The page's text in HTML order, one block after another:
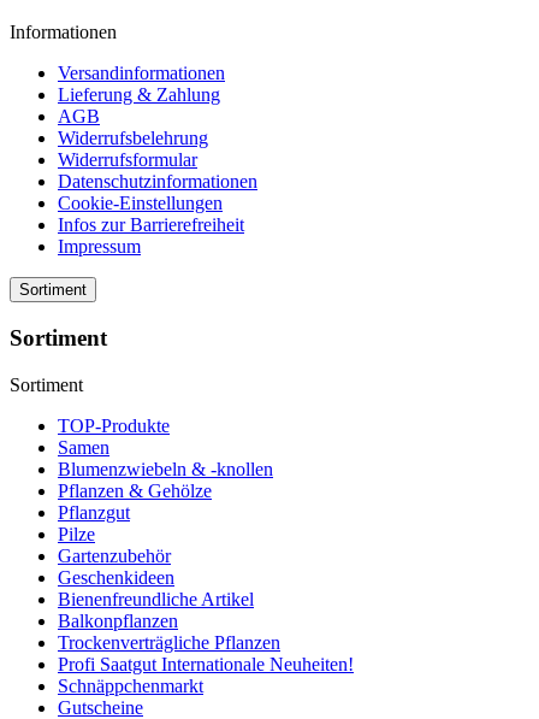
Informationen
Versandinformationen
Lieferung & Zahlung
AGB
Widerrufsbelehrung
Widerrufsformular
Datenschutzinformationen
Cookie-Einstellungen
Infos zur Barrierefreiheit
Impressum
Sortiment
Sortiment
Sortiment
TOP-Produkte
Samen
Blumenzwiebeln & -knollen
Pflanzen & Gehölze
Pflanzgut
Pilze
Gartenzubehör
Geschenkideen
Bienenfreundliche Artikel
Balkonpflanzen
Trockenverträgliche Pflanzen
Profi Saatgut Internationale Neuheiten!
Schnäppchenmarkt
Gutscheine